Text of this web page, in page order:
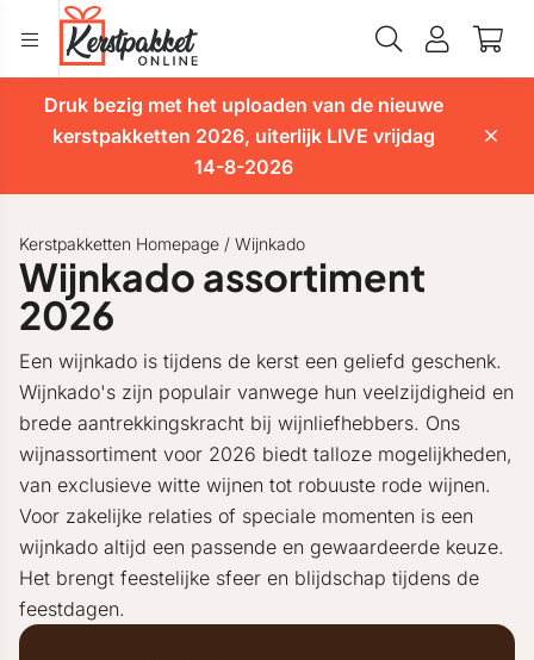
Druk bezig met het uploaden van de nieuwe
kerstpakketten 2026, uiterlijk LIVE vrijdag
14-8-2026
Kerstpakketten Homepage / Wijnkado
Wijnkado assortiment
2026
Een wijnkado is tijdens de kerst een geliefd geschenk.
Wijnkado's zijn populair vanwege hun veelzijdigheid en
brede aantrekkingskracht bij wijnliefhebbers. Ons
wijnassortiment voor 2026 biedt talloze mogelijkheden,
van exclusieve witte wijnen tot robuuste rode wijnen.
Voor zakelijke relaties of speciale momenten is een
wijnkado altijd een passende en gewaardeerde keuze.
Het brengt feestelijke sfeer en blijdschap tijdens de
feestdagen.